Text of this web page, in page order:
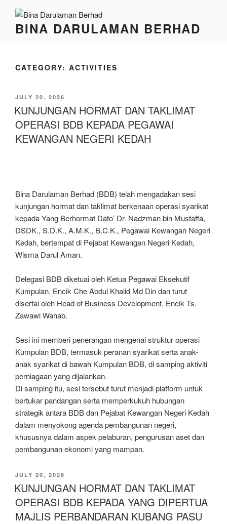
BINA DARULAMAN BERHAD
CATEGORY: ACTIVITIES
JULY 20, 2026
KUNJUNGAN HORMAT DAN TAKLIMAT
OPERASI BDB KEPADA PEGAWAI
KEWANGAN NEGERI KEDAH
Bina Darulaman Berhad (BDB) telah mengadakan sesi
kunjungan hormat dan taklimat berkenaan operasi syarikat
kepada Yang Berhormat Dato’ Dr. Nadzman bin Mustaffa,
DSDK., S.D.K., A.M.K., B.C.K., Pegawai Kewangan Negeri
Kedah, bertempat di Pejabat Kewangan Negeri Kedah,
Wisma Darul Aman.
Delegasi BDB diketuai oleh Ketua Pegawai Eksekutif
Kumpulan, Encik Che Abdul Khalid Md Din dan turut
disertai oleh Head of Business Development, Encik Ts.
Zawawi Wahab.
Sesi ini memberi penerangan mengenai struktur operasi
Kumpulan BDB, termasuk peranan syarikat serta anak-
anak syarikat di bawah Kumpulan BDB, di samping aktiviti
perniagaan yang dijalankan.
Di samping itu, sesi tersebut turut menjadi platform untuk
bertukar pandangan serta memperkukuh hubungan
strategik antara BDB dan Pejabat Kewangan Negeri Kedah
dalam menyokong agenda pembangunan negeri,
khususnya dalam aspek pelaburan, pengurusan aset dan
pembangunan ekonomi yang mampan.
JULY 20, 2026
KUNJUNGAN HORMAT DAN TAKLIMAT
OPERASI BDB KEPADA YANG DIPERTUA
MAJLIS PERBANDARAN KUBANG PASU